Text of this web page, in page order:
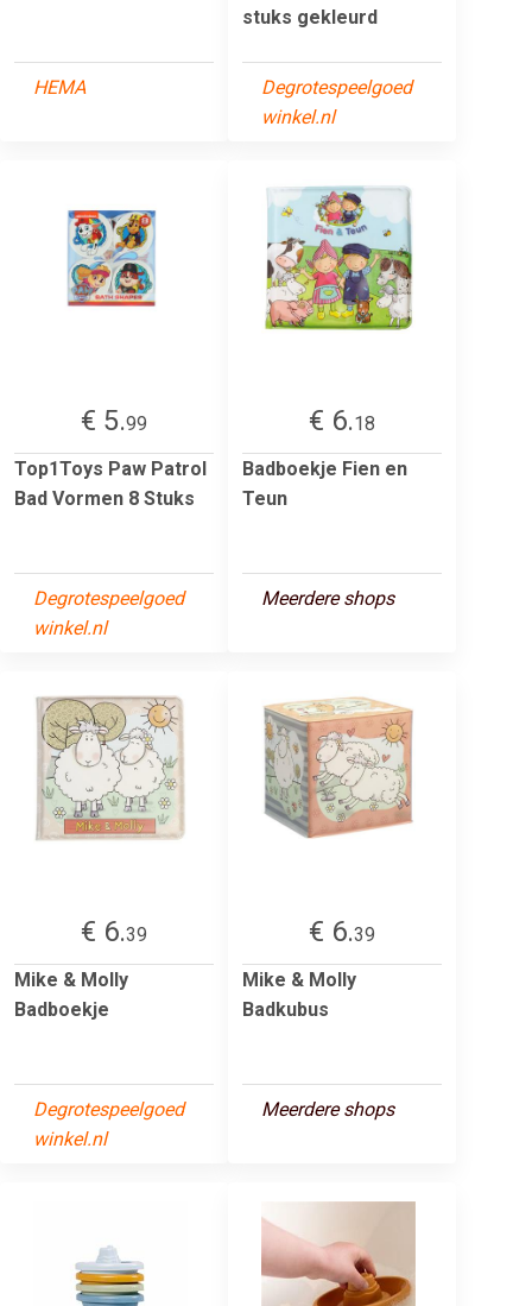
HEMA
stuks gekleurd
Degrotespeelgoed
winkel.nl
€ 5.99
Top1Toys Paw Patrol
Bad Vormen 8 Stuks
Degrotespeelgoed
winkel.nl
€ 6.18
Badboekje Fien en
Teun
Meerdere shops
€ 6.39
Mike & Molly
Badboekje
Degrotespeelgoed
winkel.nl
€ 6.39
Mike & Molly
Badkubus
Meerdere shops